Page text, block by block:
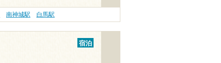
南神城駅 白馬駅
宿泊